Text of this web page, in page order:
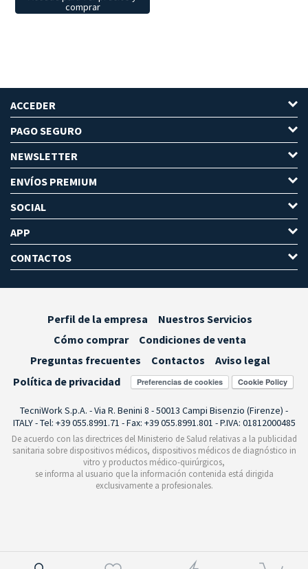
comprar
ACCEDER
PAGO SEGURO
NEWSLETTER
ENVÍOS PREMIUM
SOCIAL
APP
CONTACTOS
Perfil de la empresa
Nuestros Servicios
Cómo comprar
Condiciones de venta
Preguntas frecuentes
Contactos
Aviso legal
Política de privacidad
Preferencias de cookies
TecniWork S.p.A. - Via R. Benini 8 - 50013 Campi Bisenzio (Firenze) -
ITALY - Tel: +39 055.8991.71 - Fax: +39 055.8991.801 - P.IVA: 01812000485
De acuerdo con las directrices del Ministerio de Salud relativas a la publicidad
sanitaria sobre dispositivos médicos, dispositivos médicos de diagnóstico in
vitro y productos médico-quirúrgicos,
se informa al usuario que la información contenida está dirigida
exclusivamente a profesionales.